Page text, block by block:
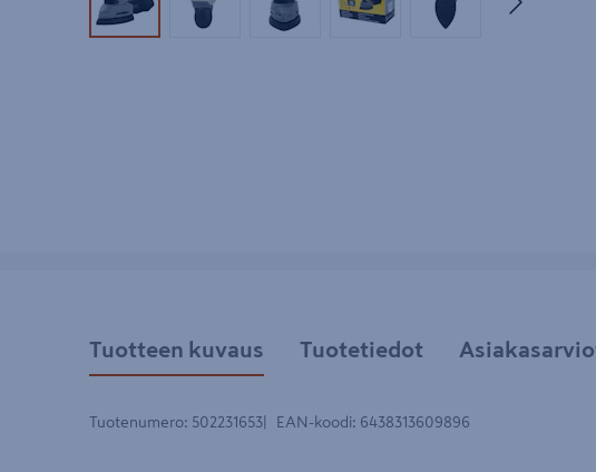
Tuotekuva 1Tuotekuva 2Tuotekuva 3Tuotekuva 4Tuotekuva 5
Tuotteen kuvaus Tuotetiedot
Tuotenumero: 502231653 EAN-koodi: 6438313609896